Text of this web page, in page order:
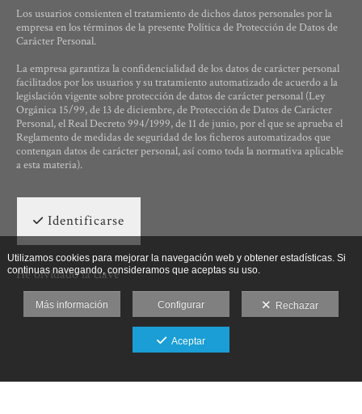
Los usuarios consienten el tratamiento de dichos datos personales por la
empresa en los términos de la presente Política de Protección de Datos de
Carácter Personal.
La empresa garantiza la confidencialidad de los datos de carácter personal
facilitados por los usuarios y su tratamiento automatizado de acuerdo a la
legislación vigente sobre protección de datos de carácter personal (Ley
Orgánica 15/99, de 13 de diciembre, de Protección de Datos de Carácter
Personal, el Real Decreto 994/1999, de 11 de junio, por el que se aprueba el
Reglamento de medidas de seguridad de los ficheros automatizados que
contengan datos de carácter personal, así como toda la normativa aplicable
a esta materia).
Identificarse
He olvidado la clave
Utilizamos cookies para mejorar la navegación web y obtener estadísticas. Si
continuas navegando, consideramos que aceptas su uso.
Más información Configurar Rechazar
Aceptar